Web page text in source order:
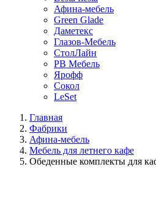
Афина-мебель
Green Glade
Даметекс
Глазов-Мебель
СтолЛайн
РВ Мебель
Ярофф
Сокол
LeSet
Главная
Фабрики
Афина-мебель
Мебель для летнего кафе
Обеденные комплекты для